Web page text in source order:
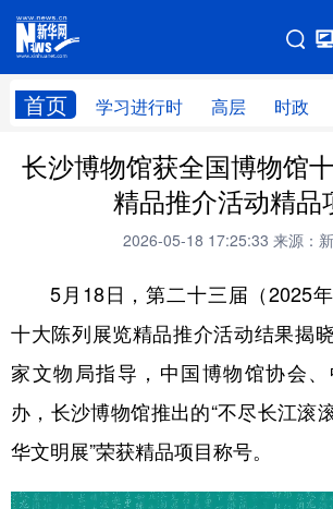
首页 学习进行时 高层 时政
网站地图
学习进行时 高层 时政
财经 网评
全球连线
科技 科创 量子
文化 书画 健康
法律 中央文件
长沙博物馆获全国博物馆
精品推介活动精品
2026-05-18 17:25:33 来源：
5月18日，第二十三届（2025
十大陈列展览精品推介活动结果揭
家文物局指导，中国博物馆协会
办，长沙博物馆推出的“不尽长江
华文明展”荣获精品项目称号。